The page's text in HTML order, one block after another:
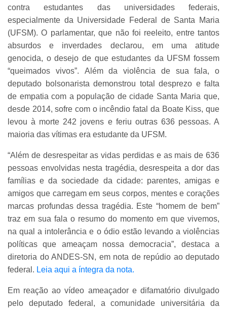
contra estudantes das universidades federais,
especialmente da Universidade Federal de Santa Maria
(UFSM). O parlamentar, que não foi reeleito, entre tantos
absurdos e inverdades declarou, em uma atitude
genocida, o desejo de que estudantes da UFSM fossem
“queimados vivos”. Além da violência de sua fala, o
deputado bolsonarista demonstrou total desprezo e falta
de empatia com a população de cidade Santa Maria que,
desde 2014, sofre com o incêndio fatal da Boate Kiss, que
levou à morte 242 jovens e feriu outras 636 pessoas. A
maioria das vítimas era estudante da UFSM.
“Além de desrespeitar as vidas perdidas e as mais de 636
pessoas envolvidas nesta tragédia, desrespeita a dor das
famílias e da sociedade da cidade: parentes, amigas e
amigos que carregam em seus corpos, mentes e corações
marcas profundas dessa tragédia. Este “homem de bem”
traz em sua fala o resumo do momento em que vivemos,
na qual a intolerância e o ódio estão levando a violências
políticas que ameaçam nossa democracia”, destaca a
diretoria do ANDES-SN, em nota de repúdio ao deputado
federal. Leia aqui a íntegra da nota.
Em reação ao vídeo ameaçador e difamatório divulgado
pelo deputado federal, a comunidade universitária da